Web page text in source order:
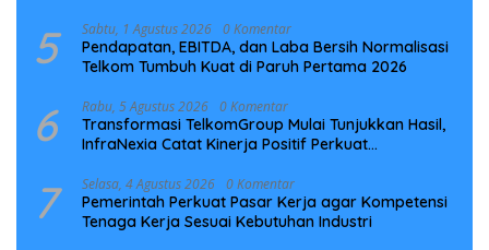
5 Sabtu, 1 Agustus 2026 0 Komentar
Pendapatan, EBITDA, dan Laba Bersih Normalisasi
Telkom Tumbuh Kuat di Paruh Pertama 2026
6 Rabu, 5 Agustus 2026 0 Komentar
Transformasi TelkomGroup Mulai Tunjukkan Hasil,
InfraNexia Catat Kinerja Positif Perkuat
7 Selasa, 4 Agustus 2026 0 Komentar
Pemerintah Perkuat Pasar Kerja agar Kompetensi
Tenaga Kerja Sesuai Kebutuhan Industri